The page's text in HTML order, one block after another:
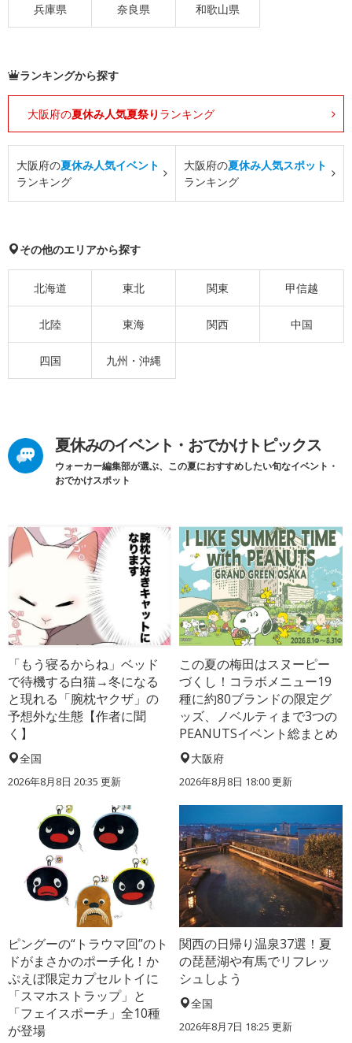
兵庫県 奈良県 和歌山県
ランキングから探す
大阪府の夏休み人気夏祭り ランキング
大阪府の夏休み人気イベント
ランキング
大阪府の夏休み人気スポット
ランキング
その他のエリアから探す
北海道 東北 関東 甲信越
北陸 東海 関西 中国
四国 九州・沖縄
夏休みのイベント・おでかけトピックス
ウォーカー編集部が選ぶ、この夏におすすめしたい旬なイベント・
おでかけスポット
「もう寝るからね」ベッド
で待機する白猫→冬になる
と現れる「腕枕ヤクザ」の
予想外な生態【作者に聞
く】
全国
2026年8月8日 20:35 更新
この夏の梅田はスヌーピー
づくし！コラボメニュー19
種に約80ブランドの限定グ
ッズ、ノベルティまで3つの
PEANUTSイベント総まとめ
大阪府
2026年8月8日 18:00更新
ピングーの“トラウマ回”のト
ドがまさかのポーチ化！か
ぷえぼ限定カプセルトイに
「スマホストラップ」と
「フェイスポーチ」全10種
が登場
関西の日帰り温泉37選！夏
の琵琶湖や有馬でリフレッ
シュしよう
全国
2026年8月7日 18:25 更新